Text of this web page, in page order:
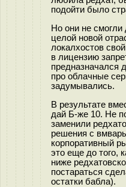
подойти было
Но они не смогли
целой новой
локалхостов
в лицензию
предназначался
про облачные
задумывались.
В результате
дай Б-же 10. Не
заменили
решения с
корпоративный
это еще до того,
ниже
постараться
остатки бабла).